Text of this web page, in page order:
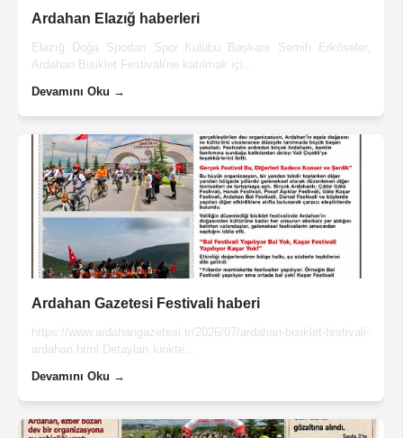
Ardahan Elazığ haberleri
Elazığ Doğa Sporları Spor Kulübü Başkanı Semih Erköseler,
Ardahan Bisiklet Festivali'ne katılmak içi...
Devamını Oku →
Ardahan Gazetesi Festivali haberi
https://www.ardahangazetesi.tr/2026/07/ardahan-bisiklet-festivali-
ardahan.html Detayları lünkte...
Devamını Oku →